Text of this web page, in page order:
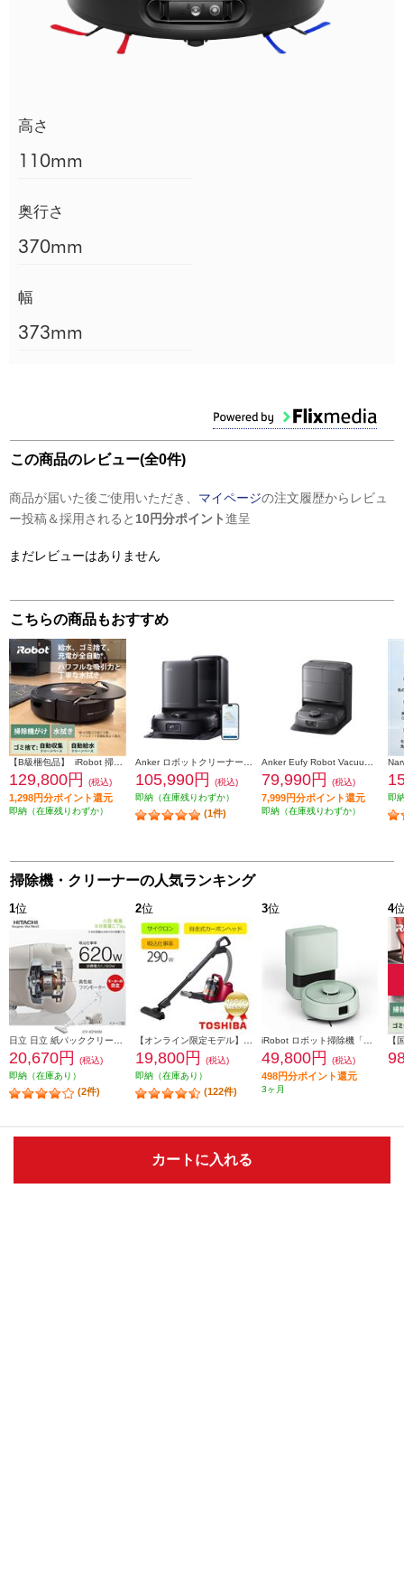
カートに入れる
高さ
110mm
奥行さ
370mm
幅
373mm
この商品のレビュー(全0件)
商品が届いた後ご使用いただき、 マイページの注文履歴からレビュ
ー投稿＆採用されると 10円分ポイント進呈
まだレビューはありません
こちらの商品もおすすめ
【B級梱包品】 iRobot 掃除機＆床拭きロボット Roomba（ルンバ）combo（コンボ）j9+【2in1/吸引力は最大2倍】 c975860
129,800円 (税込)
1,298円分ポイント還元
即納（在庫残りわずか）
Anker ロボットクリーナー Eufy Robot Vacuum Omni E25 ブラック T2353511
105,990円
(税込)
即納（在庫残りわずか）
(1件)
Anker Eufy Robot Vacuum Omni C28 ブラック T211A510
79,990円 (税込)
7,999円分ポイント還元
即納（在庫残りわずか）
即
掃除機・クリーナーの人気ランキング
1位
日立 日立 紙パッククリーナー掃除機 小型・軽量ボディ2.7kg（本体質量） 強烈パワー６2０Ｗ CV-KP90M-C
20,670円
(税込)
即納（在庫あり）
(2件)
2位
【オンライン限定モデル】 TOSHIBA TORNEO mini（トルネオ ミニ ）サイクロン式掃除機【自走式カーボンヘッド/レッド/オンライン限定】 VC-C7-R
19,800円
(税込)
即納（在庫あり）
(122件)
3位
iRobot ロボット掃除機「ルンバ」Mini（ミニ） 掃除機＆床拭きロボット + AutoEmpty （プラス オートエンプティ）充電ステーション 若葉 F155460
49,800円 (税込)
498円分ポイント還元
3ヶ月
4